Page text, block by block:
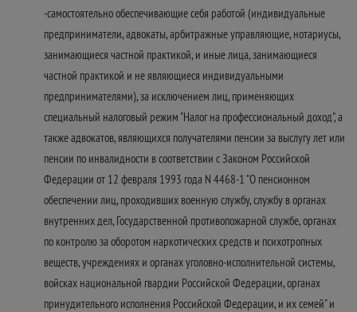
-самостоятельно обеспечивающие себя работой (индивидуальные
предприниматели, адвокаты, арбитражные управляющие, нотариусы,
занимающиеся частной практикой, и иные лица, занимающиеся
частной практикой и не являющиеся индивидуальными
предпринимателями), за исключением лиц, применяющих
специальный налоговый режим "Налог на профессиональный доход", а
также адвокатов, являющихся получателями пенсии за выслугу лет или
пенсии по инвалидности в соответствии с Законом Российской
Федерации от 12 февраля 1993 года N 4468-1 "О пенсионном
обеспечении лиц, проходивших военную службу, службу в органах
внутренних дел, Государственной противопожарной службе, органах
по контролю за оборотом наркотических средств и психотропных
веществ, учреждениях и органах уголовно-исполнительной системы,
войсках национальной гвардии Российской Федерации, органах
принудительного исполнения Российской Федерации, и их семей" и